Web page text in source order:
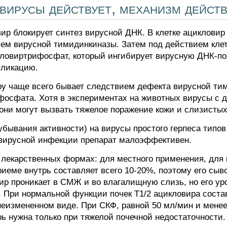
действует, механизм
блокирует синтез вирусной ДНК. В клетке
вирусной тимидинкиназы. Затем под действием
который ингибирует вирусную ДНК-
чаще всего бывает следствием дефекта вирусной
Хотя в экспериментах на животных вирусы с
могут вызвать тяжелое поражение кожи и
активности) на вирусы простого герпеса
инфекции препарат малоэффективен.
формах: для местного применения,
внутрь составляет всего 10-20%, поэтому его
проникает в СМЖ и во влагалищную слизь, но его
При нормальной функции почек Т1/2 ацикловира
виде. При СКФ, равной 50 мл/мин и
нужна только при тяжелой почечной недостаточности.